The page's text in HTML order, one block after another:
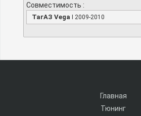
Совместимость :
ТагАЗ Vega I 2009-2010
Главная
Тюнинг